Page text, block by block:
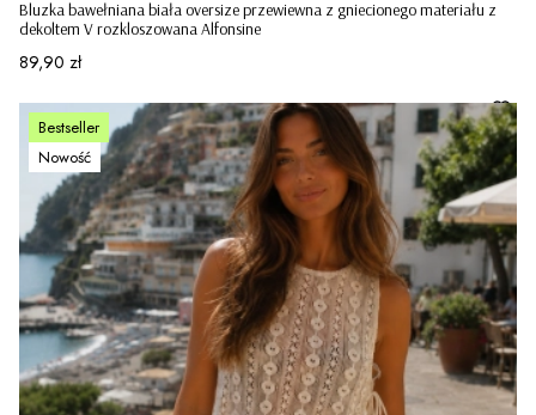
Bluzka bawełniana biała oversize przewiewna z gniecionego materiału z
dekoltem V rozkloszowana Alfonsine
Cena
89,90 zł
Bestseller
Nowość